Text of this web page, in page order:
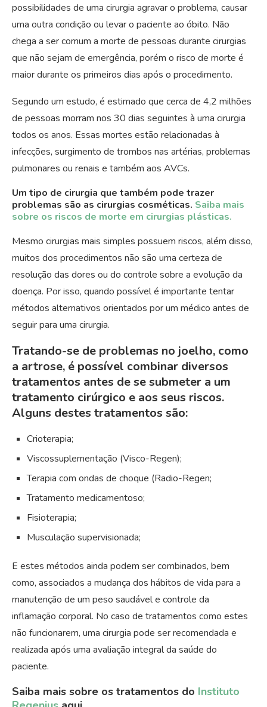
possibilidades de uma cirurgia agravar o problema, causar
uma outra condição ou levar o paciente ao óbito. Não
chega a ser comum a morte de pessoas durante cirurgias
que não sejam de emergência, porém o risco de morte é
maior durante os primeiros dias após o procedimento.
Segundo um estudo, é estimado que cerca de 4,2 milhões
de pessoas morram nos 30 dias seguintes à uma cirurgia
todos os anos. Essas mortes estão relacionadas à
infecções, surgimento de trombos nas artérias, problemas
pulmonares ou renais e também aos AVCs.
Um tipo de cirurgia que também pode trazer
problemas são as cirurgias cosméticas. Saiba mais
sobre os riscos de morte em cirurgias plásticas.
Mesmo cirurgias mais simples possuem riscos, além disso,
muitos dos procedimentos não são uma certeza de
resolução das dores ou do controle sobre a evolução da
doença. Por isso, quando possível é importante tentar
métodos alternativos orientados por um médico antes de
seguir para uma cirurgia.
Tratando-se de problemas no joelho, como
a artrose, é possível combinar diversos
tratamentos antes de se submeter a um
tratamento cirúrgico e aos seus riscos.
Alguns destes tratamentos são:
Crioterapia;
Viscossuplementação (Visco-Regen);
Terapia com ondas de choque (Radio-Regen;
Tratamento medicamentoso;
Fisioterapia;
Musculação supervisionada;
E estes métodos ainda podem ser combinados, bem
como, associados a mudança dos hábitos de vida para a
manutenção de um peso saudável e controle da
inflamação corporal. No caso de tratamentos como estes
não funcionarem, uma cirurgia pode ser recomendada e
realizada após uma avaliação integral da saúde do
paciente.
Saiba mais sobre os tratamentos do Instituto